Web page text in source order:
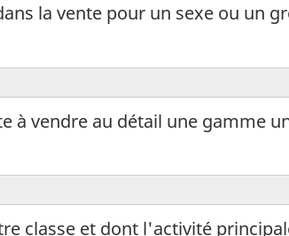
la vente pour un sexe ou un
à vendre au détail une gamme
classe et dont l'activité